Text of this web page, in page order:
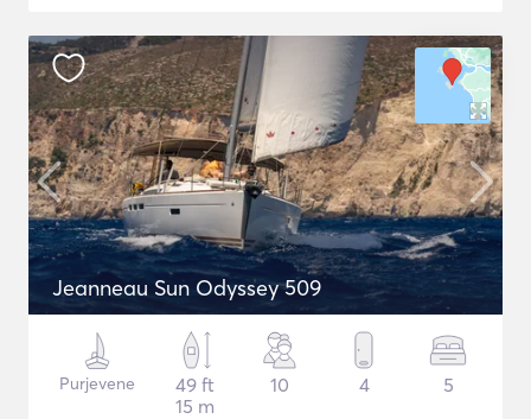
Jeanneau Sun Odyssey 509
Purjevene
49 ft
15 m
10 4 5